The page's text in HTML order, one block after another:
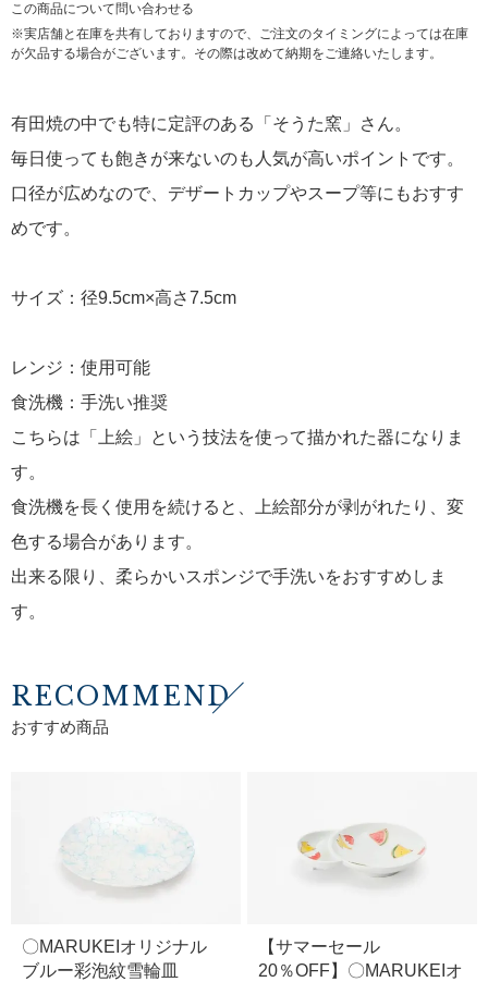
この商品について問い合わせる
※実店舗と在庫を共有しておりますので、ご注文のタイミングによっては在庫
が欠品する場合がございます。その際は改めて納期をご連絡いたします。
有田焼の中でも特に定評のある「そうた窯」さん。
毎日使っても飽きが来ないのも人気が高いポイントです。
口径が広めなので、デザートカップやスープ等にもおすす
めです。
サイズ：径9.5cm×高さ7.5cm
レンジ：使用可能
食洗機：手洗い推奨
こちらは「上絵」という技法を使って描かれた器になりま
す。
食洗機を長く使用を続けると、上絵部分が剥がれたり、変
色する場合があります。
出来る限り、柔らかいスポンジで手洗いをおすすめしま
す。
RECOMMEND
おすすめ商品
〇MARUKEIオリジナル
ブルー彩泡紋雪輪皿
【サマーセール
20％OFF】〇MARUKEIオ